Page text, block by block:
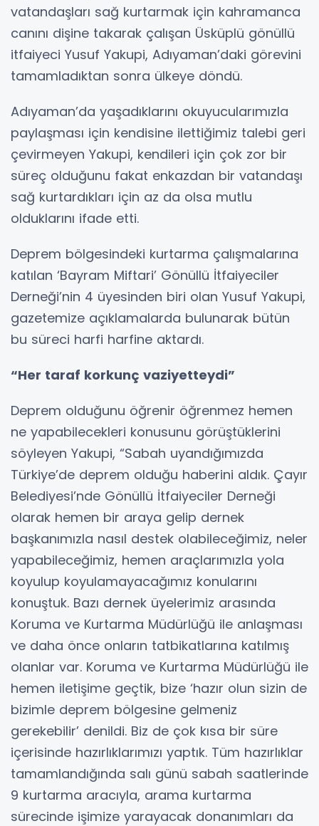
vatandaşları sağ kurtarmak için kahramanca
canını dişine takarak çalışan Üsküplü gönüllü
itfaiyeci Yusuf Yakupi, Adıyaman’daki görevini
tamamladıktan sonra ülkeye döndü.
Adıyaman’da yaşadıklarını okuyucularımızla
paylaşması için kendisine ilettiğimiz talebi geri
çevirmeyen Yakupi, kendileri için çok zor bir
süreç olduğunu fakat enkazdan bir vatandaşı
sağ kurtardıkları için az da olsa mutlu
olduklarını ifade etti.
Deprem bölgesindeki kurtarma çalışmalarına
katılan ‘Bayram Miftari’ Gönüllü İtfaiyeciler
Derneği’nin 4 üyesinden biri olan Yusuf Yakupi,
gazetemize açıklamalarda bulunarak bütün
bu süreci harfi harfine aktardı.
“Her taraf korkunç vaziyetteydi”
Deprem olduğunu öğrenir öğrenmez hemen
ne yapabilecekleri konusunu görüştüklerini
söyleyen Yakupi, “Sabah uyandığımızda
Türkiye’de deprem olduğu haberini aldık. Çayır
Belediyesi’nde Gönüllü İtfaiyeciler Derneği
olarak hemen bir araya gelip dernek
başkanımızla nasıl destek olabileceğimiz, neler
yapabileceğimiz, hemen araçlarımızla yola
koyulup koyulamayacağımız konularını
konuştuk. Bazı dernek üyelerimiz arasında
Koruma ve Kurtarma Müdürlüğü ile anlaşması
ve daha önce onların tatbikatlarına katılmış
olanlar var. Koruma ve Kurtarma Müdürlüğü ile
hemen iletişime geçtik, bize ‘hazır olun sizin de
bizimle deprem bölgesine gelmeniz
gerekebilir’ denildi. Biz de çok kısa bir süre
içerisinde hazırlıklarımızı yaptık. Tüm hazırlıklar
tamamlandığında salı günü sabah saatlerinde
9 kurtarma aracıyla, arama kurtarma
sürecinde işimize yarayacak donanımları da